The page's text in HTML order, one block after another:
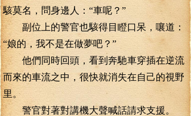
駭莫名，問身邊人：“車呢？”
副位上的警官也駭得目瞪口呆，嚷道：
“娘的，我不是在做夢吧？”
他們同時回頭，看到奔馳車穿插在逆流
而來的車流之中，很快就消失在自己的視野
里。
警官對著對講機大聲喊話請求支援。